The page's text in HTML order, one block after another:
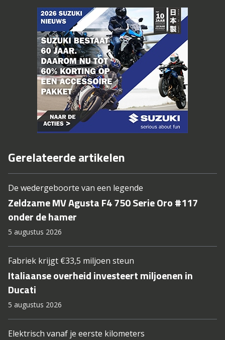
Gerelateerde artikelen
De wedergeboorte van een legende
Zeldzame MV Agusta F4 750 Serie Oro #117
onder de hamer
5 augustus 2026
Fabriek krijgt €33,5 miljoen steun
Italiaanse overheid investeert miljoenen in
Ducati
5 augustus 2026
Elektrisch vanaf je eerste kilometers